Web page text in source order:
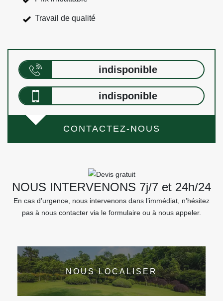
Travail de qualité
indisponible
indisponible
CONTACTEZ-NOUS
NOUS INTERVENONS 7j/7 et 24h/24
En cas d’urgence, nous intervenons dans l’immédiat, n’hésitez
pas à nous contacter via le formulaire ou à nous appeler.
NOUS LOCALISER